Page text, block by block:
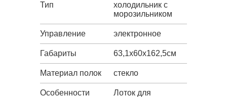
Тип
холодильник с
морозильником
Управление электронное
Габариты 63,1х60х162,5см
Материал полок стекло
Особенности
Лоток для